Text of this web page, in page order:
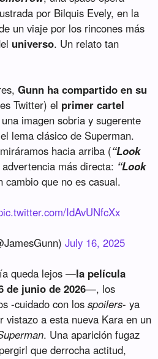
por Bilquis Evely, en la
un viaje por los rincones más
universo. Un relato tan
Gunn ha compartido en su
Twitter) el primer cartel
imagen sobria y sugerente
lema clásico de Superman.
hacia arriba (“Look
más directa: “Look
cambio que no es casual.
IdAvUNfcXx
July 16, 2025
queda lejos —la película
de junio de 2026—, los
-cuidado con losspoilers- ya
vistazo a esta nueva Kara en un
. Una aparición fugaz
que derrocha actitud,